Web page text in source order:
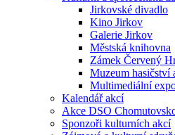
Jirkovské divadlo
Kino Jirkov
Galerie Jirkov
Městská knihovna
Zámek Červený
Muzeum hasičství
Multimediální
Kalendář akcí
Akce DSO
Sponzoři kulturních akcí